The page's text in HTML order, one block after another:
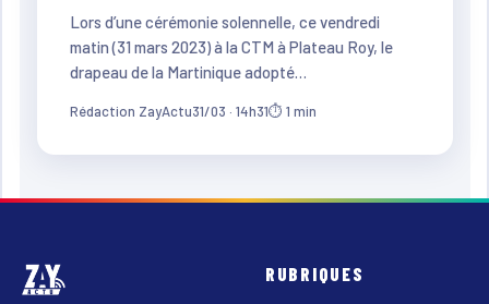
Lors d’une cérémonie solennelle, ce vendredi
matin (31 mars 2023) à la CTM à Plateau Roy, le
drapeau de la Martinique adopté…
Rédaction ZayActu31/03 · 14h31⏱ 1 min
RUBRIQUES